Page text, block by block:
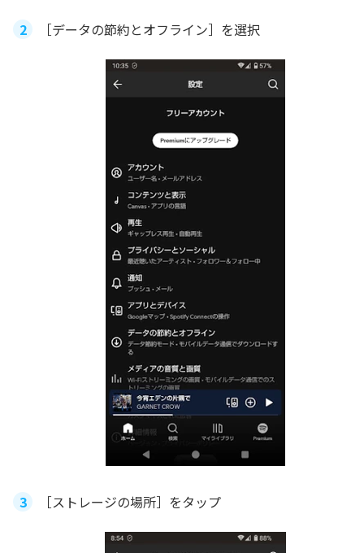
［データの節約とオフライン］を選択
［ストレージの場所］をタップ